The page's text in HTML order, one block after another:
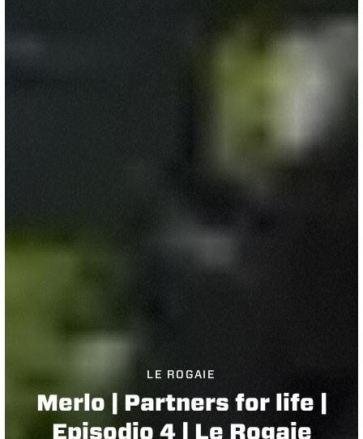
LE ROGAIE
Merlo | Partners for life |
Episodio 4 | Le Rogaie